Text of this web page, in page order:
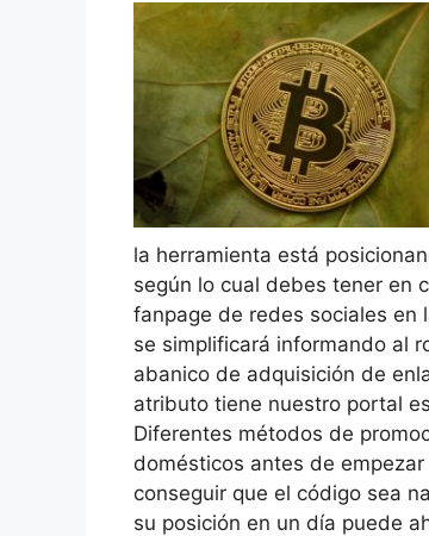
la herramienta está
según lo cual debes tener en
fanpage de redes sociales en
se simplificará informando al
abanico de adquisición de
atributo tiene nuestro portal
Diferentes métodos de
domésticos antes de
conseguir que el código sea
su posición en un día puede